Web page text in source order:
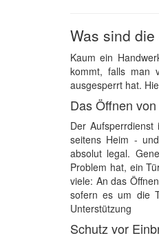
Was sind
Kaum ein
kommt, falls man
ausgesperrt hat.
Das Öffnen
Der
seitens Heim -
absolut legal.
Problem hat, ein
viele: An das
sofern es um die
Unterstützung
Schutz vor